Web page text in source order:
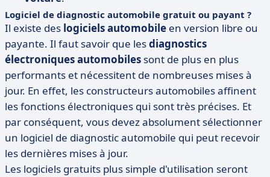
Logiciel de diagnostic automobile gratuit ou payant ?
Il existe des logiciels automobile en version libre ou
payante. Il faut savoir que lesdiagnostics
électroniques automobiles sont de plus en plus
performants et nécessitent de nombreuses mises à
jour. En effet, les constructeurs automobiles affinent
les fonctions électroniques qui sont très précises. Et
par conséquent, vous devez absolument sélectionner
un logiciel de diagnostic automobile qui peut recevoir
les dernières mises à jour.
Les logiciels gratuits plus simple d'utilisation seront